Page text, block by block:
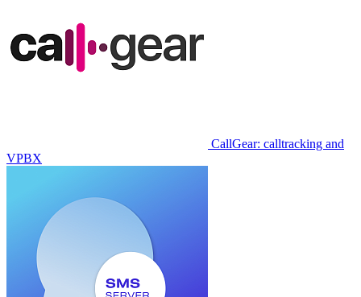
CallGear: calltracking and
VPBX